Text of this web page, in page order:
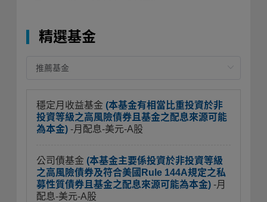
精選基金
穩定月收益基金 (本基金有相當比重投資於非
投資等級之高風險債券且基金之配息來源可能
為本金) -月配息-美元-A股
公司債基金 (本基金主要係投資於非投資等級
之高風險債券及符合美國Rule 144A規定之私
募性質債券且基金之配息來源可能為本金) -月
配息-美元-A股